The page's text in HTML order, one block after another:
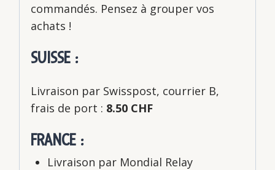
commandés. Pensez à grouper vos
achats !
SUISSE :
Livraison par Swisspost, courrier B,
frais de port : 8.50 CHF
FRANCE :
Livraison par Mondial Relay